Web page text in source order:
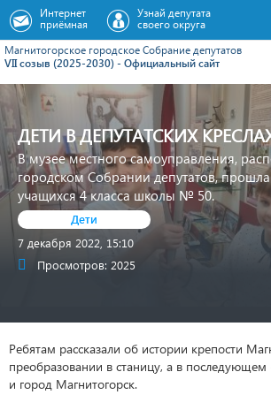
Магнитогорское городское Cобрание депутатов
VII созыв (2025-2030) - Официальный сайт
Интернет
приёмная
Узнай депутата
своего округа
ДЕТИ В ДЕПУТАТСКИХ
В музее местного самоуправления,
городском Собрании депутатов, прошла
учащихся 4 класса школы № 50.
Дети
7 декабря 2022, 15:10
Просмотров: 2025
Ребятам рассказали об истории крепости
преобразовании в станицу, а в
и город Магнитогорск.